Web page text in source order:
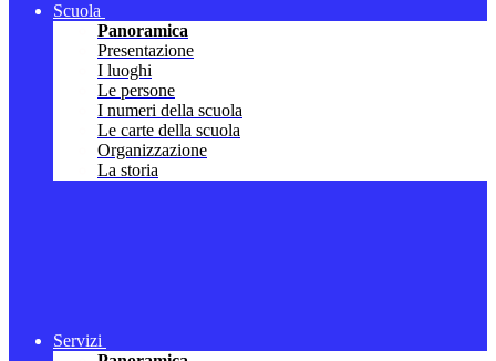
Scuola
Panoramica
Presentazione
I luoghi
Le persone
I numeri della scuola
Le carte della scuola
Organizzazione
La storia
Servizi